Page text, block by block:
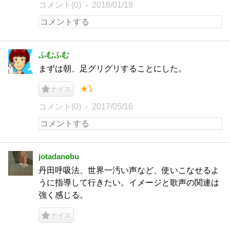
コメント(0) 2018/01/18
ふむふむ
まずは朝、足グリグリすることにした。
ナイス ★1
コメント(0) 2017/05/16
jotadanobu
丹田呼吸法、世界一汚い声など、使いこなせるよ
うに指導して行きたい。イメージと歌声の関連は
強く感じる。
ナイス